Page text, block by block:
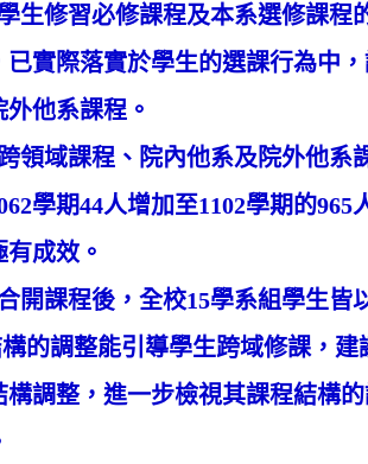
修習必修課程及本系選修課程
已實際落實於學生的選課行為中
他系課程。
域課程、院內他系及院外他系
學期44人增加至1102學期的
成效。
課程後，全校15學系組學生皆
調整能引導學生跨域修課，建
構調整，進一步檢視其課程結構